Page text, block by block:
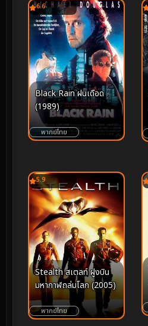
6.6
Black Rain ฝนเดือด
(1989)
พากย์ไทย
5.9
Stealth สเตลท์ ฝูงบิน
มหากาฬถล่มโลก (2005)
พากย์ไทย